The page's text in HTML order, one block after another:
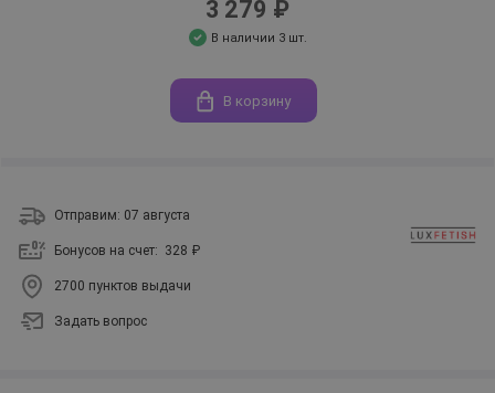
3 279 ₽
В наличии 3 шт.
В корзину
Отправим: 07 августа
Бонусов на счет: 328 ₽
2700 пунктов выдачи
Задать вопрос